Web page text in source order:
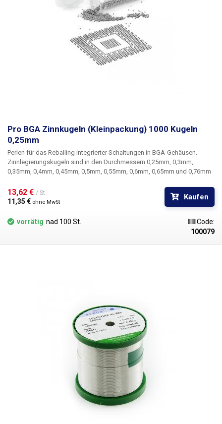
Pro BGA Zinnkugeln (Kleinpackung) 1000 Kugeln
0,25mm
Perlen für das Reballing integrierter Schaltungen in BGA-Gehäusen.
Zinnlegierungskugeln sind in den Durchmessern 0,25mm, 0,3mm,
0,35mm, 0,4mm, 0,45mm, 0,5mm, 0,55mm, 0,6mm, 0,65mm und 0,76mm
Schaltkreises bzw. die Art des BGA-Gitters für die Sicken bestimmt. Eine
Ampulle enthält immer 1000 Kügelchen mit einem bestimmten
13,62 € / St.
11,35 € ohne MwSt
Kaufen
vorrätig nad 100 St.
Code:
100079